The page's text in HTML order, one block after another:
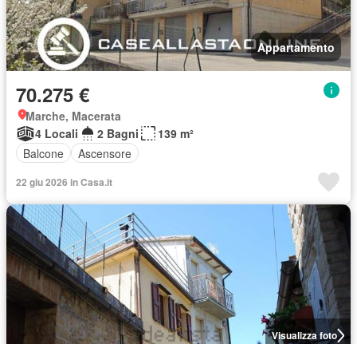
Appartamento
70.275 €
Marche, Macerata
4 Locali
2 Bagni
139 m²
Balcone
Ascensore
22 giu 2026 in Casa.it
Visualizza foto